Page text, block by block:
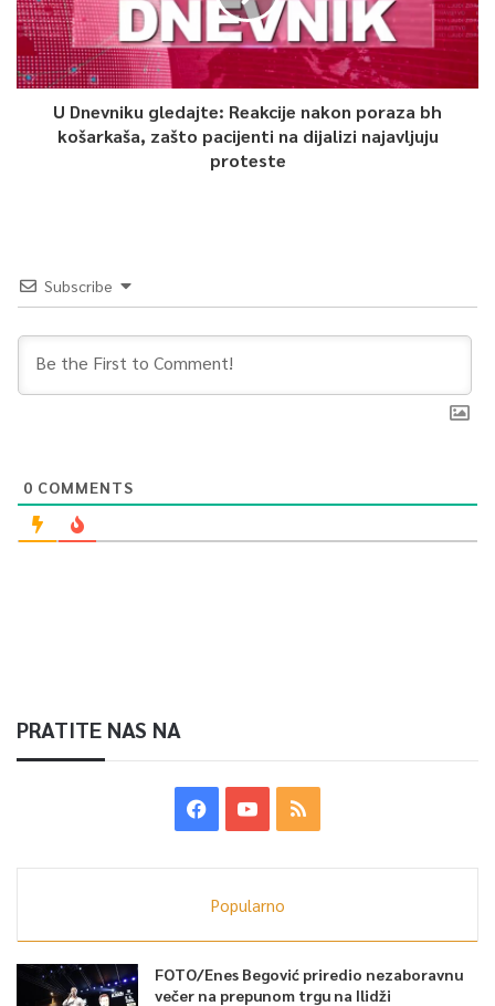
U Dnevniku gledajte: Reakcije nakon poraza bh
košarkaša, zašto pacijenti na dijalizi najavljuju
proteste
Subscribe
0 COMMENTS
PRATITE NAS NA
Popularno
FOTO/Enes Begović priredio nezaboravnu
večer na prepunom trgu na Ilidži